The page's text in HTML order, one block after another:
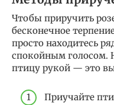
Чтобы приручить
бесконечное
просто находитесь
спокойным голосом.
птицу рукой — это
Приучайте